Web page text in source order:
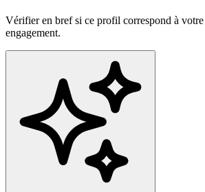
Vérifier en bref si ce profil correspond à
engagement.